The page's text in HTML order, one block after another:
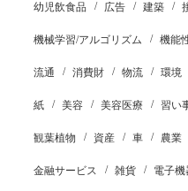
幼児飲食品 広告 建築
機械学習/アルゴリズム 機能
流通 消費財 物流 環境
紙 美容 美容医療 習い
観葉植物 資産 車 農業
金融サービス 雑貨 電子機